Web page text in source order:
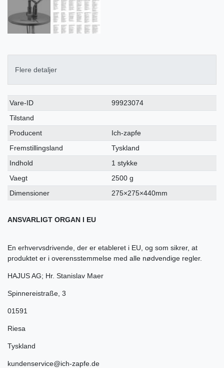
Flere detaljer
Ceres::Template.singleItemTechnicalDataAttribute
Ceres::Template.singleItemTechnicalDataValue
Vare-ID
99923074
Tilstand
Producent
Ich-zapfe
Fremstillingsland
Tyskland
Indhold
1 stykke
Vaegt
2500 g
Dimensioner
275×275×440mm
ANSVARLIGT ORGAN I EU
En erhvervsdrivende, der er etableret i EU, og som sikrer, at
produktet er i overensstemmelse med alle nødvendige regler.
HAJUS AG; Hr. Stanislav Maer
Spinnereistraße 3
01591
Riesa
Tyskland
kundenservice@ich-zapfe.de